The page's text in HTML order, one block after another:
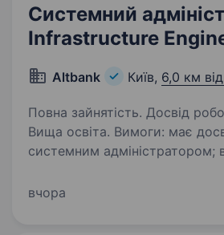
Системний
Infrastructure
Altbank Київ, 6,0 км
Повна зайнятість. Досвід
Вища освіта. Вимоги: має досвід роботи
системним адміністратором; впевнено працює
роботи з віртуалізацією
вчора